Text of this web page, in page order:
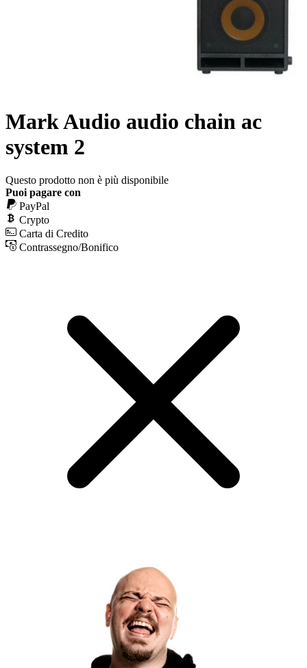
Mark Audio audio chain ac
system 2
Questo prodotto non è più disponibile
Puoi pagare con
PayPal
Crypto
Carta di Credito
Contrassegno/Bonifico